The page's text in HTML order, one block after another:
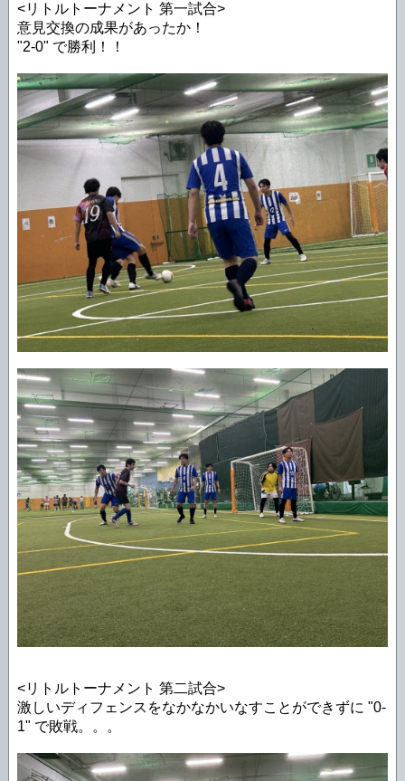
<リトルトーナメント 第一試合>
意見交換の成果があったか！
"2-0" で勝利！！
<リトルトーナメント 第二試合>
激しいディフェンスをなかなかいなすことができずに "0-
1" で敗戦。。。